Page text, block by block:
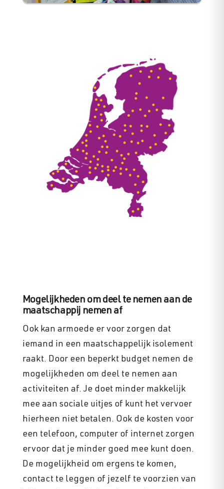
Mogelijkheden om deel te nemen aan de
maatschappij nemen af
Ook kan armoede er voor zorgen dat
iemand in een maatschappelijk isolement
raakt. Door een beperkt budget nemen de
mogelijkheden om deel te nemen aan
activiteiten af. Je doet minder makkelijk
mee aan sociale uitjes of kunt het vervoer
hierheen niet betalen. Ook de kosten voor
een telefoon, computer of internet zorgen
ervoor dat je minder goed mee kunt doen.
De mogelijkheid om ergens te komen,
contact te leggen of jezelf te voorzien van